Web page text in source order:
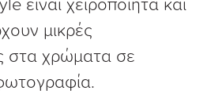
μικρές
στα χρώματα σε